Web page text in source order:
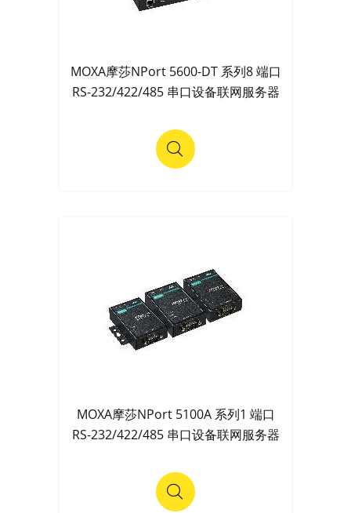
MOXA摩莎NPort 5600-DT 系列8 端口
RS-232/422/485 串口设备联网服务器
MOXA摩莎NPort 5100A 系列1 端口
RS-232/422/485 串口设备联网服务器